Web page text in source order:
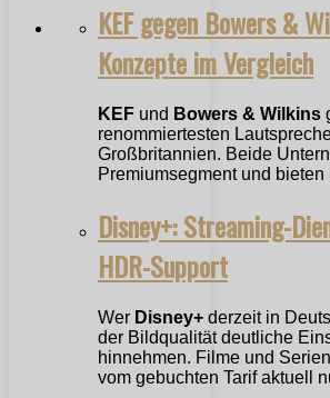
KEF gegen Bowers &
Konzepte im Vergleich
KEF und Bowers & Wilkins
renommiertesten
Großbritannien. Beide
Premiumsegment und
Disney+: Streaming-
HDR-Support
Wer Disney+ derzeit in
der Bildqualität deutliche
hinnehmen. Filme und
vom gebuchten Tarif aktuell